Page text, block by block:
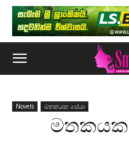
Novels මතකයක සේයා
මතකයක